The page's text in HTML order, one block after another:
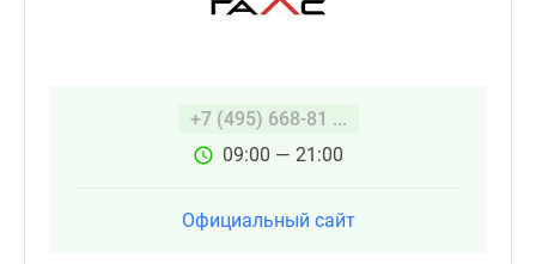
+7 (495) 668-81 ...
09:00 — 21:00
Официальный сайт